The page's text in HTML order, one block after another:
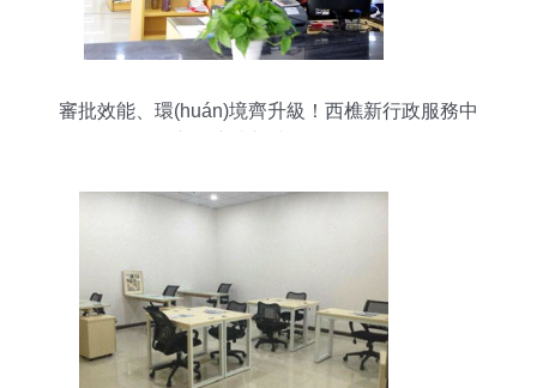
審批效能、環(huán)境齊升級！西樵新行政服務中